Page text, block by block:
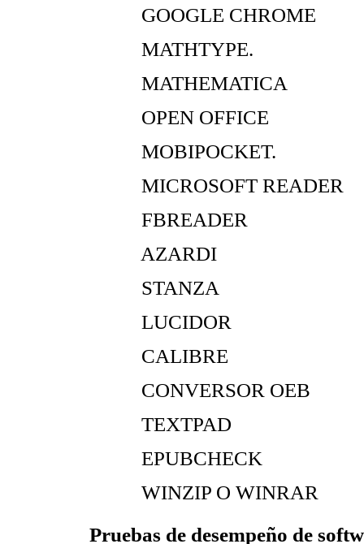
 GOOGLE CHROME
 MATHTYPE.
 MATHEMATICA
 OPEN OFFICE
 MOBIPOCKET.
 MICROSOFT READER
 FBREADER
 AZARDI
 STANZA
 LUCIDOR
 CALIBRE
 CONVERSOR OEB
 TEXTPAD
 EPUBCHECK
 WINZIP O WINRAR
Pruebas de desempeño de